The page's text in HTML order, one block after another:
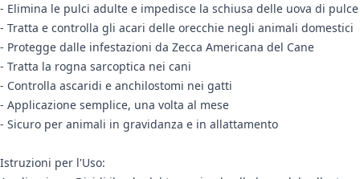
- Elimina le pulci adulte e impedisce la schiusa delle uova di pulce
- Tratta e controlla gli acari delle orecchie negli animali domestici
- Protegge dalle infestazioni da Zecca Americana del Cane
- Tratta la rogna sarcoptica nei cani
- Controlla ascaridi e anchilostomi nei gatti
- Applicazione semplice, una volta al mese
- Sicuro per animali in gravidanza e in allattamento
Istruzioni per l'Uso: